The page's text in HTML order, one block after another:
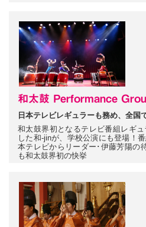
和太鼓 Performance
日本テレビレギュラーも務め、全国
和太鼓界初となるテレビ番組レギ
した和-jinが、学校公演にも登場！
本テレビからリーダー･伊藤芳陽の
も和太鼓界初の快挙